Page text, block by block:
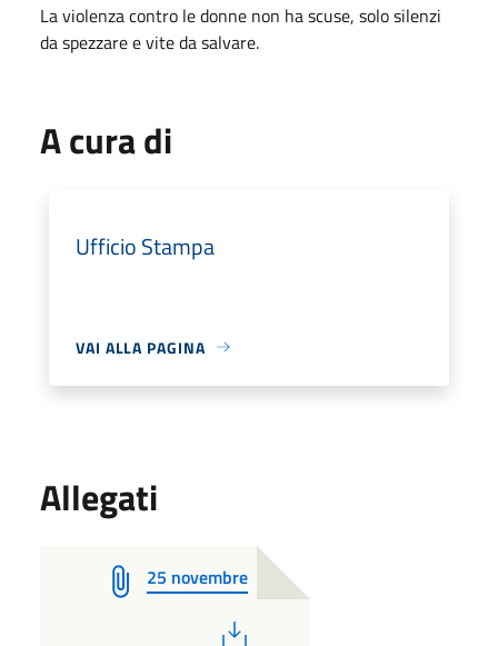
La violenza contro le donne non ha scuse, solo silenzi
da spezzare e vite da salvare.
A cura di
Ufficio Stampa
VAI ALLA PAGINA
Allegati
25 novembre